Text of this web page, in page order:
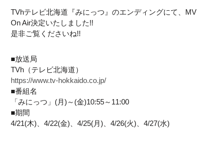
TVhテレビ北海道『みにっつ』のエンディングにて、MV
On Air決定いたしました!!
是非ご覧くださいね!!
■放送局
TVh（テレビ北海道）
https://www.tv-hokkaido.co.jp/
■番組名
「みにっつ」(月)～(金)10:55～11:00
■期間
4/21(木)、4/22(金)、4/25(月)、4/26(火)、4/27(水)